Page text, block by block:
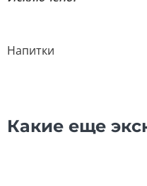
Напитки
Какие еще